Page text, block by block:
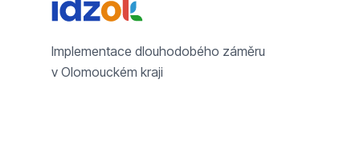
Implementace dlouhodobého záměru
v Olomouckém kraji